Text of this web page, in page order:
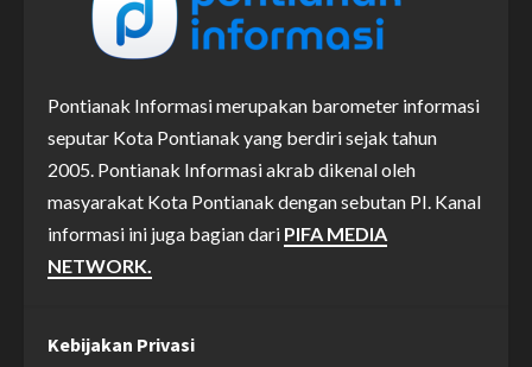
Pontianak Informasi merupakan barometer informasi
seputar Kota Pontianak yang berdiri sejak tahun
2005. Pontianak Informasi akrab dikenal oleh
masyarakat Kota Pontianak dengan sebutan PI. Kanal
informasi ini juga bagian dari PIFA MEDIA
NETWORK.
Kebijakan Privasi